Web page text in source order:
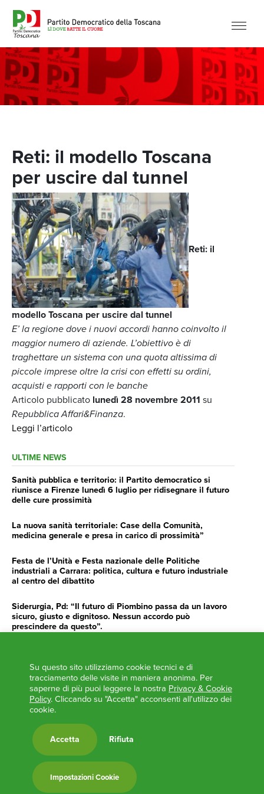
Reti: il modello Toscana
per uscire dal tunnel
Reti: il
modello Toscana per uscire dal tunnel
E’ la regione dove i nuovi accordi hanno coinvolto il
maggior numero di aziende. L’obiettivo è di
traghettare un sistema con una quota altissima di
piccole imprese oltre la crisi con effetti su ordini,
acquisti e rapporti con le banche
Articolo pubblicato lunedì 28 novembre2011 su
Repubblica Affari&Finanza.
Leggi l’articolo
ULTIME NEWS
Sanità pubblica e territorio: il Partito democratico si
riunisce a Firenze lunedì 6 luglio per ridisegnare il futuro
delle cure prossimità
La nuova sanità territoriale: Case della Comunità,
medicina generale e presa in carico di prossimità”
Festa de l’Unità e Festa nazionale delle Politiche
industriali a Carrara: politica, cultura e futuro industriale
al centro del dibattito
Siderurgia, Pd: “Il futuro di Piombino passa da un lavoro
sicuro, giusto e dignitoso. Nessun accordo può
prescindere da questo”.
impegno e determinazione delle istituzioni”
AGENDA
‘ANCORA UNA VOLTA LA TOSCANA TRACCIA LA
L’ITALIA BOCCIATA DALL’UE
Feste Unità in Toscana 2024
Zone Logistiche Semplificate – Un’occasione da cogliere
Europa in Circolo. Venerdì primo incontro del Pd a
Viareggio
Su questo sito utilizziamo cookie tecnici e di
tracciamento delle visite in maniera anonima. Per
saperne di più puoi leggere la nostra Privacy & Cookie
Policy. Cliccando su "Accetta" acconsenti all'utilizzo dei
cookie.
Accetta Rifiuta
Impostazioni Cookie